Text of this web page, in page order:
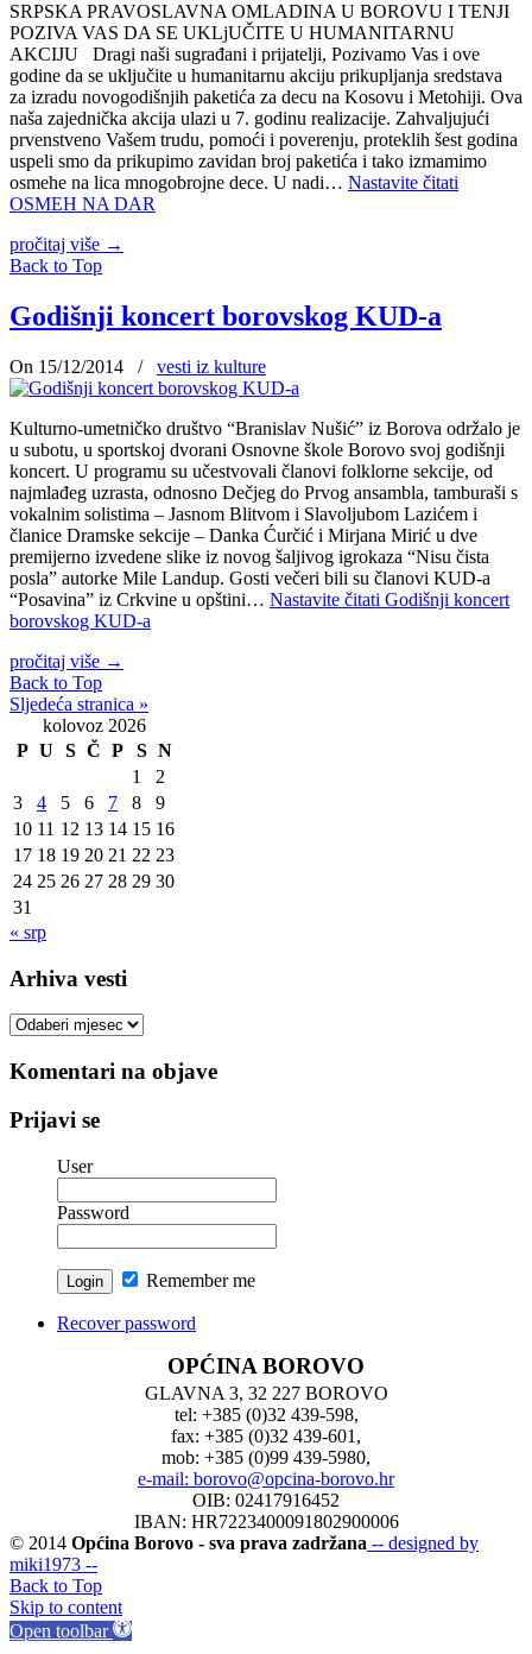
SRPSKA PRAVOSLAVNA OMLADINA U BOROVU I TENJI
POZIVA VAS DA SE UKLjUČITE U HUMANITARNU
AKCIJU Dragi naši sugrađani i prijatelјi, Pozivamo Vas i ove
godine da se uklјučite u humanitarnu akciju prikuplјanja sredstava
za izradu novogodišnjih paketića za decu na Kosovu i Metohiji. Ova
naša zajednička akcija ulazi u 7. godinu realizacije. Zahvalјujući
prvenstveno Vašem trudu, pomoći i poverenju, proteklih šest godina
uspeli smo da prikupimo zavidan broj paketića i tako izmamimo
osmehe na lica mnogobrojne dece. U nadi… Nastavite čitati
OSMEH NA DAR
pročitaj više →
Back to Top
Godišnji koncert borovskog KUD-a
On 15/12/2014 / vesti iz kulture
Kulturno-umetničko društvo “Branislav Nušić” iz Borova održalo je
u subotu, u sportskoj dvorani Osnovne škole Borovo svoj godišnji
koncert. U programu su učestvovali članovi folklorne sekcije, od
najmlađeg uzrasta, odnosno Dečjeg do Prvog ansambla, tamburaši s
vokalnim solistima – Jasnom Blitvom i Slavoljubom Lazićem i
članice Dramske sekcije – Danka Ćurčić i Mirjana Mirić u dve
premijerno izvedene slike iz novog šaljivog igrokaza “Nisu čista
posla” autorke Mile Landup. Gosti večeri bili su članovi KUD-a
“Posavina” iz Crkvine u opštini… Nastavite čitati Godišnji koncert
borovskog KUD-a
pročitaj više →
Back to Top
Sljedeća stranica »
kolovoz 2026
P U S Č P S N
1
2
3
4 5 6 7 8
9
10 11 12 13 14 15 16
17 18 19 20 21 22 23
24 25 26 27 28 29 30
31
« srp
Arhiva vesti
Arhiva
Komentari na objave
Prijavi se
User
Password
Remember me
Recover password
OPĆINA BOROVO
GLAVNA 3, 32 227 BOROVO
tel: +385 (0)32 439-598,
fax: +385 (0)32 439-601,
mob: +385 (0)99 439-5980,
e-mail: borovo@opcina-borovo.hr
OIB: 02417916452
IBAN: HR7223400091802900006
© 2014 Općina Borovo - sva prava zadržana -- designed by
miki1973 --
Back to Top
Skip to content
Open toolbar